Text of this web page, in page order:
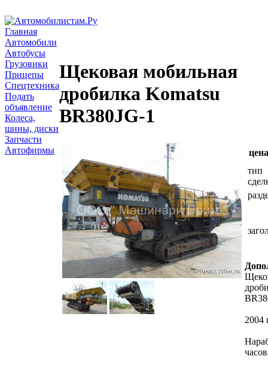
Главная
Автомобили
Автобусы
Грузовики
Прицепы
Спецтехника
Подать
объявление
Колеса,
шины, диски
Запчасти
Автофирмы
Щековая мобильная
дробилка Komatsu
BR380JG-1
тип
2004
часов